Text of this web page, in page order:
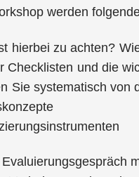
werden
hierbei zu achten?
und die
Sie systematisch